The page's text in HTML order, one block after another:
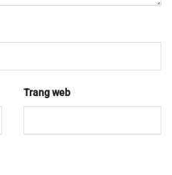
Trang web